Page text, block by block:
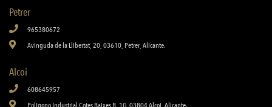
Petrer
965380672
Avinguda de la Llibertat, 20, 03610, Petrer, Alicante.
Alcoi
608645957